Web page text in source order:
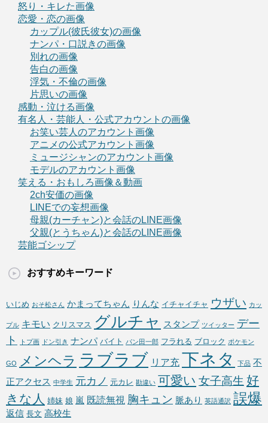
怒り・キレた画像
恋愛・恋の画像
カップル(彼氏彼女)の画像
ナンパ・口説きの画像
別れの画像
告白の画像
浮気・不倫の画像
片思いの画像
感動・泣ける画像
有名人・芸能人・公式アカウントの画像
お笑い芸人のアカウント画像
アニメの公式アカウント画像
ミュージシャンのアカウント画像
モデルのアカウント画像
笑える・おもしろ画像＆動画
2ch安価の画像
LINEでの妄想画像
母親(カーチャン)と会話のLINE画像
父親(とうちゃん)と会話のLINE画像
芸能ゴシップ
おすすめキーワード
いじめ おそ松さん かまってちゃん りんな イチャイチャ ウザい カッ
プル キモい クリスマス グルチャ スタンプ ツイッター デー
ト
トプ画 ドン引き ナンパ バイト パン田一郎 フラれる ブロック ポケモン
GO メンヘラ ラブラブ リア充 下ネタ 下品 不
正アクセス 中学生 元カノ 元カレ 勘違い 可愛い 女子高生 好
きな人 姉妹 娘 嵐 既読無視 胸キュン 脈あり 英語通訳 誤爆
返信 長文 高校生